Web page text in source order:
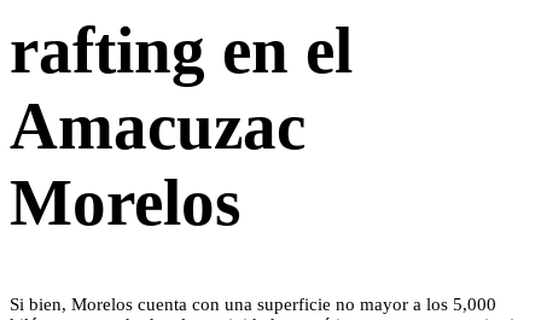
rafting en el
Amacuzac
Morelos
Si bien, Morelos cuenta con una superficie no mayor a los 5,000